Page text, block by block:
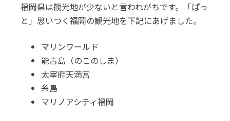
福岡県は観光地が少ないと言われがちです。「ぱっ
と」思いつく福岡の観光地を下記にあげました。
マリンワールド
能古島（のこのしま）
太宰府天満宮
糸島
マリノアシティ福岡